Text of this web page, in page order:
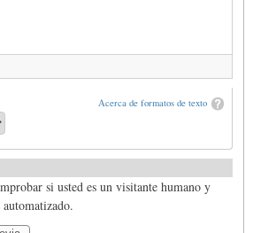
Acerca de formatos de texto
si usted es un visitante humano y